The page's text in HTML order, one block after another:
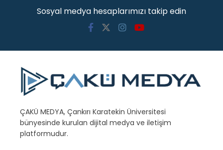
Sosyal medya hesaplarımızı takip edin
ÇAKÜ MEDYA, Çankırı Karatekin Üniversitesi
bünyesinde kurulan dijital medya ve iletişim
platformudur.